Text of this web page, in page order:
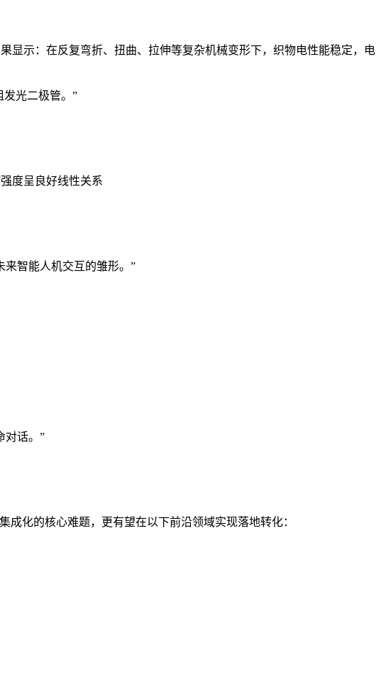
示：在反复弯折、扭曲、拉伸等复杂机械变形下，织物电性能稳定，电
光二极管。”
度呈良好线性关系
智能人机交互的雏形。”
对话。”
化的核心难题，更有望在以下前沿领域实现落地转化：